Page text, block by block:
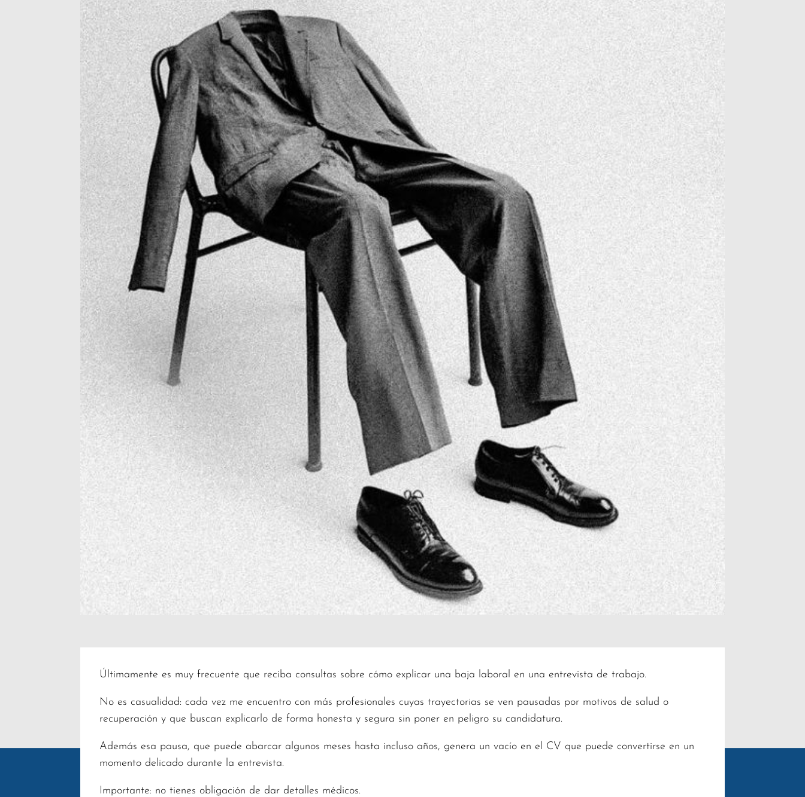
Últimamente es muy frecuente que reciba consultas sobre cómo explicar una baja laboral en una entrevista de trabajo.
No es casualidad: cada vez me encuentro con más profesionales cuyas trayectorias se ven pausadas por motivos de salud o
recuperación y que buscan explicarlo de forma honesta y segura sin poner en peligro su candidatura.
Además esa pausa, que puede abarcar algunos meses hasta incluso años, genera un vacío en el CV que puede convertirse en un
momento delicado durante la entrevista.
Importante: no tienes obligación de dar detalles médicos.